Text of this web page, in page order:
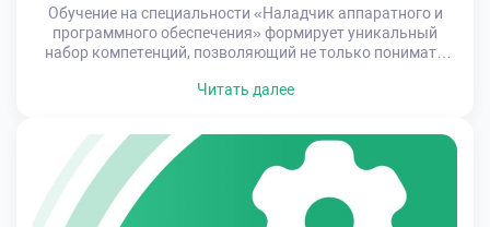
Обучение на специальности «Наладчик аппаратного и
программного обеспечения» формирует уникальный
набор компетенций, позволяющий не только понимать
адаптировать их под требования современных облачных
универсальными звеньями между физическими
ресурсами и виртуальными решениями. Такие навыки
становятся особенно важными, учитывая постоянное
развитие облачных технологий и необходимость […]
Читать далее